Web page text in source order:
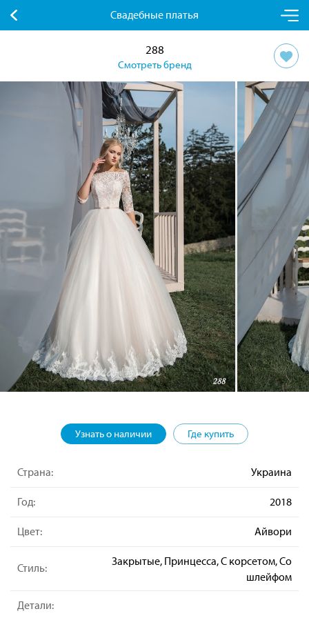
Свадебные платья
288
Смотреть бренд
Узнать о наличии Где купить
Страна: Украина
Год: 2018
Цвет: Айвори
Стиль:
Закрытые, Принцесса, С корсетом, Со
шлейфом
Детали: